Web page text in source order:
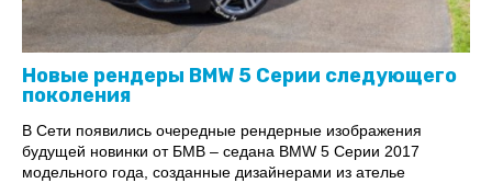
Новые рендеры BMW 5 Серии следующего
поколения
В Сети появились очередные рендерные изображения
будущей новинки от БМВ – седана BMW 5 Серии 2017
модельного года, созданные дизайнерами из ателье